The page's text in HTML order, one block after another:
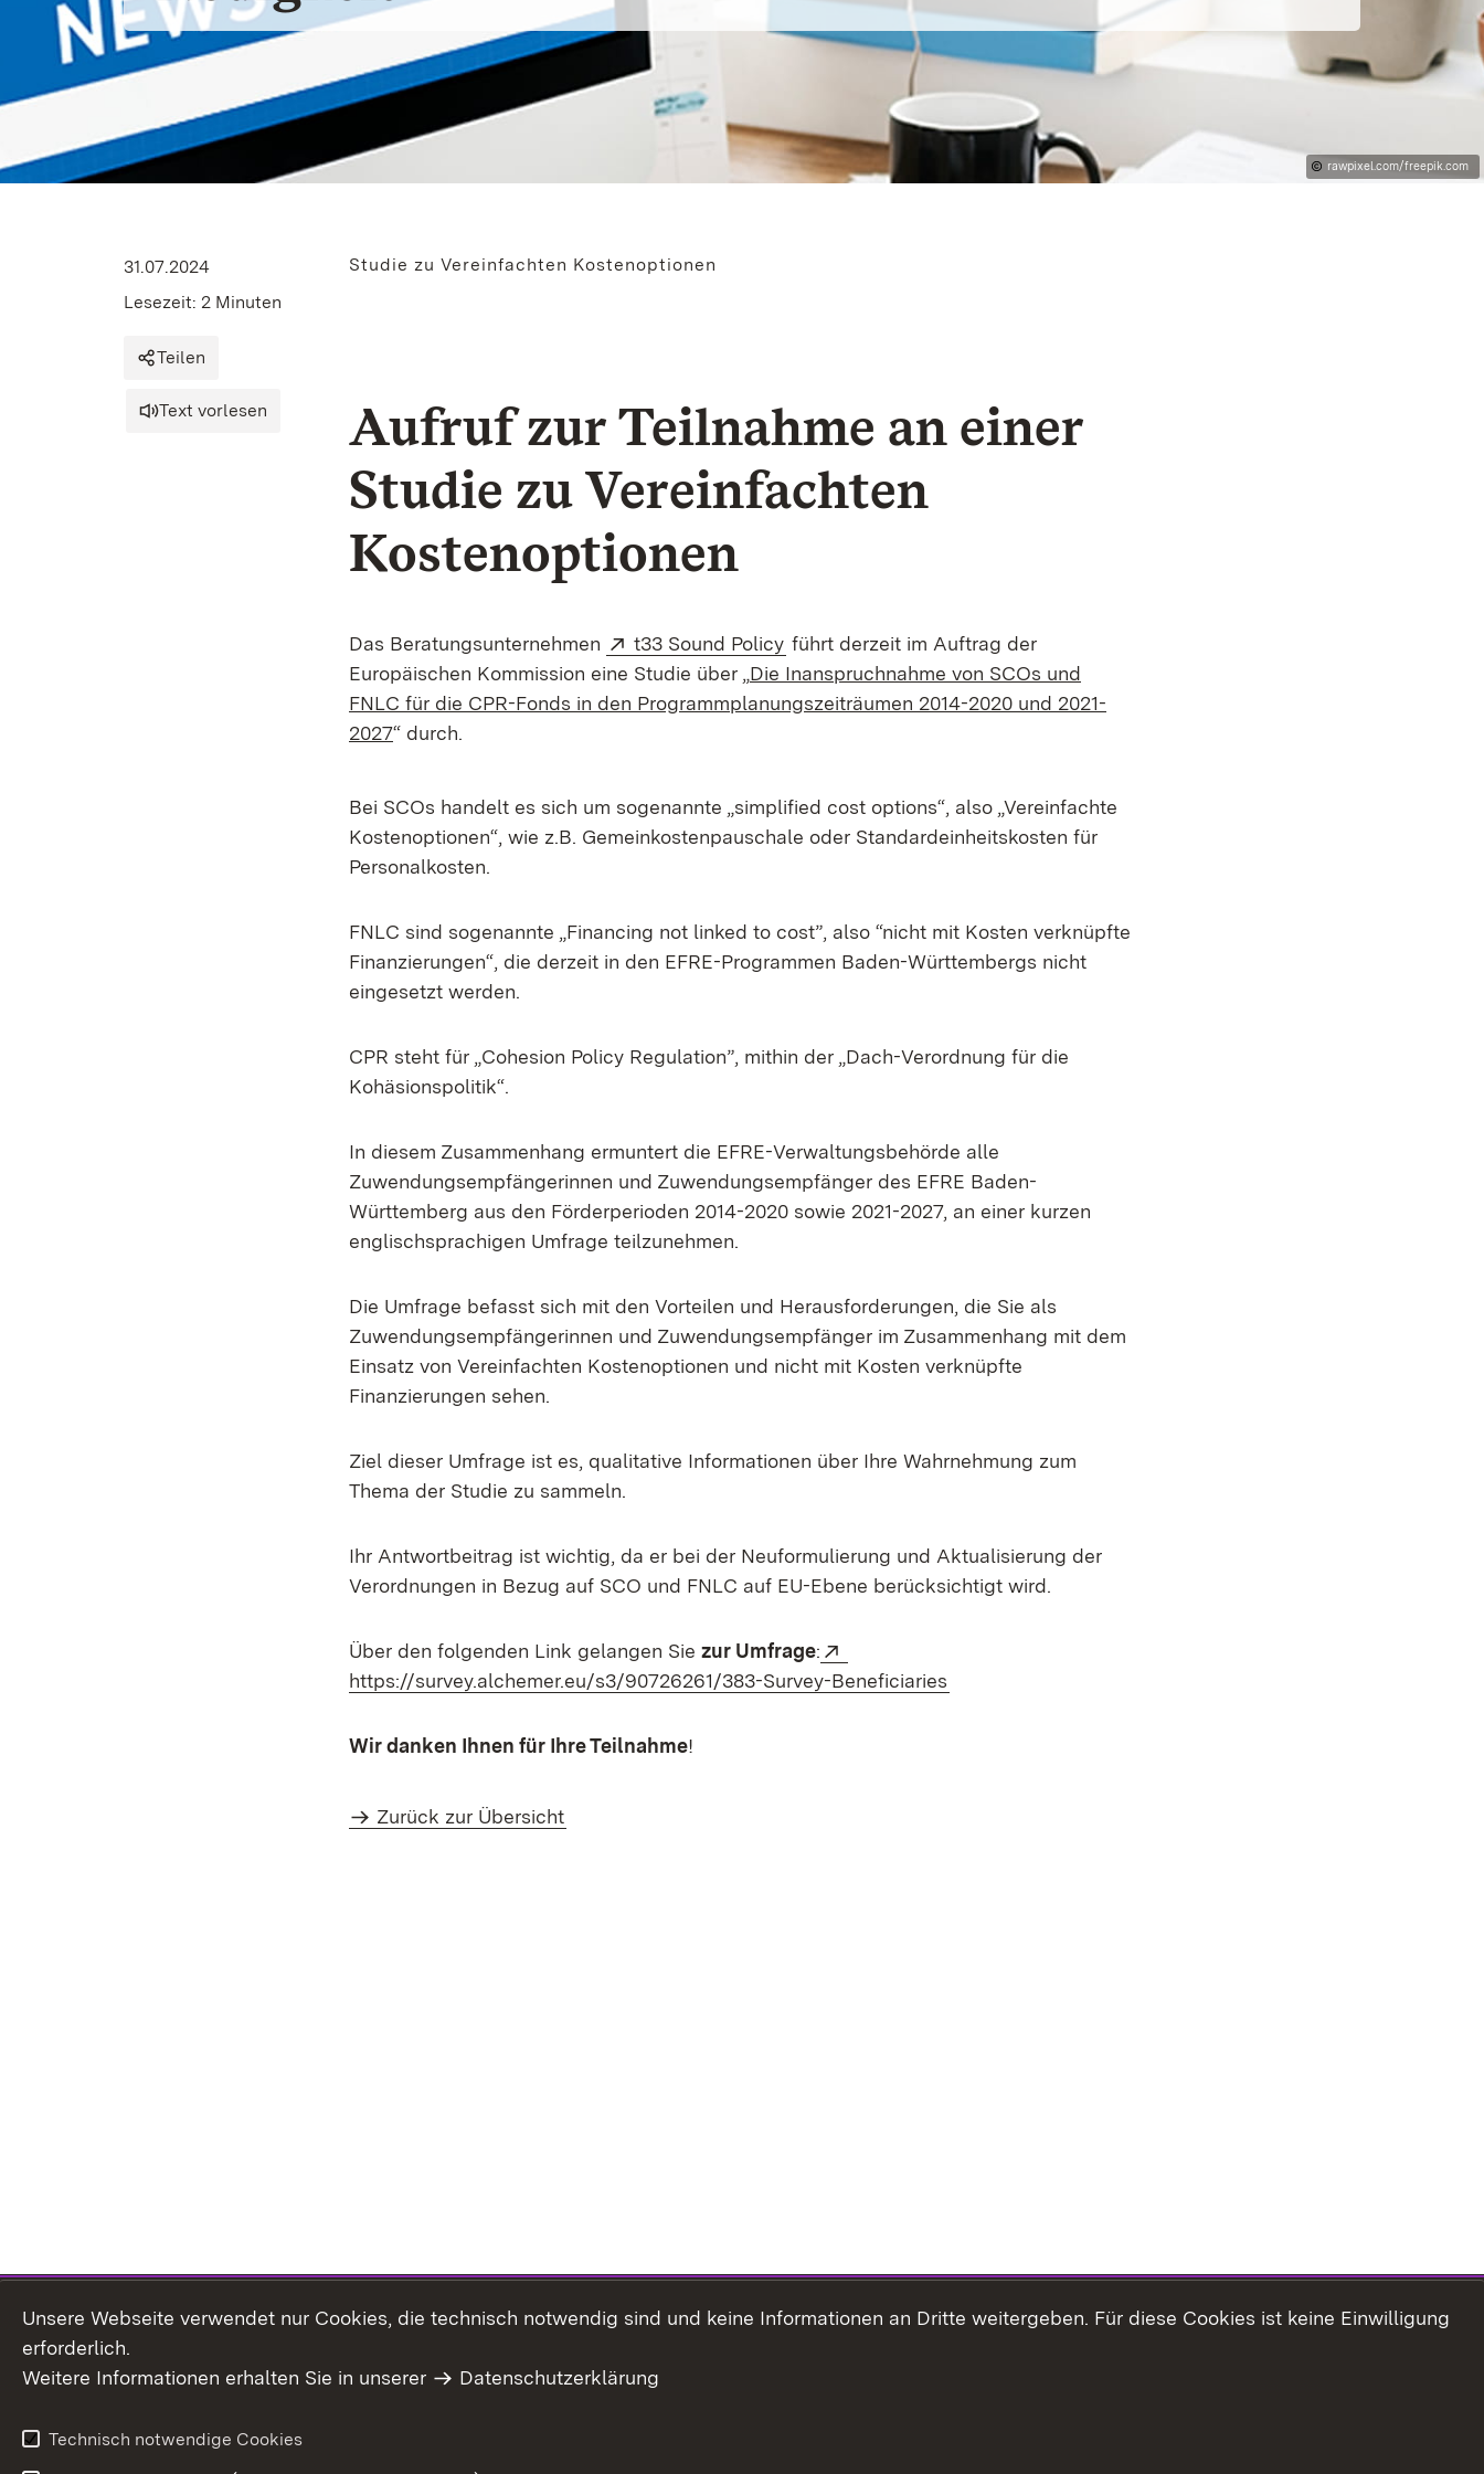
rawpixel.com/freepik.com
Studie zu Vereinfachten Kostenoptionen
31.07.2024
Lesezeit: 2 Minuten
Teilen
Text vorlesen
Aufruf zur Teilnahme an einer
Studie zu Vereinfachten
Kostenoptionen
Das Beratungsunternehmen Extern:
t33 Sound Policy (Öffnet in neuem Fenster)
führt derzeit im Auftrag der
Europäischen Kommission eine Studie über „Die Inanspruchnahme von SCOs und
FNLC für die CPR-Fonds in den Programmplanungszeiträumen 2014-2020 und 2021-
2027“ durch.
Bei SCOs handelt es sich um sogenannte „simplified cost options“, also „Vereinfachte
Kostenoptionen“, wie z.B. Gemeinkostenpauschale oder Standardeinheitskosten für
Personalkosten.
FNLC sind sogenannte „Financing not linked to cost”, also “nicht mit Kosten verknüpfte
Finanzierungen“, die derzeit in den EFRE-Programmen Baden-Württembergs nicht
eingesetzt werden.
CPR steht für „Cohesion Policy Regulation”, mithin der „Dach-Verordnung für die
Kohäsionspolitik“.
In diesem Zusammenhang ermuntert die EFRE-Verwaltungsbehörde alle
Zuwendungsempfängerinnen und Zuwendungsempfänger des EFRE Baden-
Württemberg aus den Förderperioden 2014-2020 sowie 2021-2027, an einer kurzen
englischsprachigen Umfrage teilzunehmen.
Die Umfrage befasst sich mit den Vorteilen und Herausforderungen, die Sie als
Zuwendungsempfängerinnen und Zuwendungsempfänger im Zusammenhang mit dem
Einsatz von Vereinfachten Kostenoptionen und nicht mit Kosten verknüpfte
Finanzierungen sehen.
Ziel dieser Umfrage ist es, qualitative Informationen über Ihre Wahrnehmung zum
Thema der Studie zu sammeln.
Ihr Antwortbeitrag ist wichtig, da er bei der Neuformulierung und Aktualisierung der
Verordnungen in Bezug auf SCO und FNLC auf EU-Ebene berücksichtigt wird.
Über den folgenden Link gelangen Sie zur Umfrage:
https://survey.alchemer.eu/s3/90726261/383-Survey-Beneficiaries
Wir danken Ihnen für Ihre Teilnahme!
Zurück zur Übersicht
Unsere Webseite verwendet nur Cookies, die technisch notwendig sind und keine Informationen an Dritte weitergeben. Für diese Cookies ist keine Einwilligung
erforderlich.
Weitere Informationen erhalten Sie in unserer
Datenschutzerklärung
Technisch notwendige Cookies